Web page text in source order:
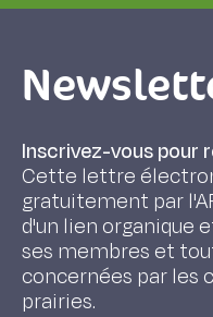
Inscrivez-vous pour
Cette lettre
gratuitement par
d'un lien organique
ses membres et
concernées par les
prairies.